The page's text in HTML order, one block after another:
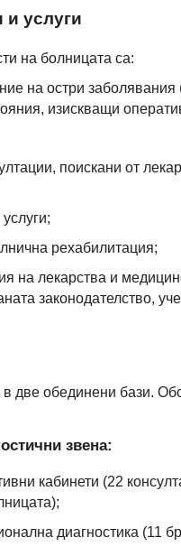
и услуги
на болницата са:
на остри
изискващи
поискани от
рехабилитация;
на лекарства и
законодателство,
две обединени бази.
звена:
кабинети (22
диагностика (11